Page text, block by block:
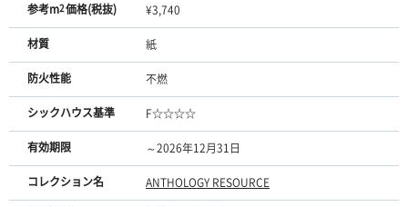
参考m2価格(税抜) ¥3,740
材質 紙
防火性能 不燃
シックハウス基準 F☆☆☆☆
有効期限 ～2026年12月31日
コレクション名 ANTHOLOGY RESOURCE